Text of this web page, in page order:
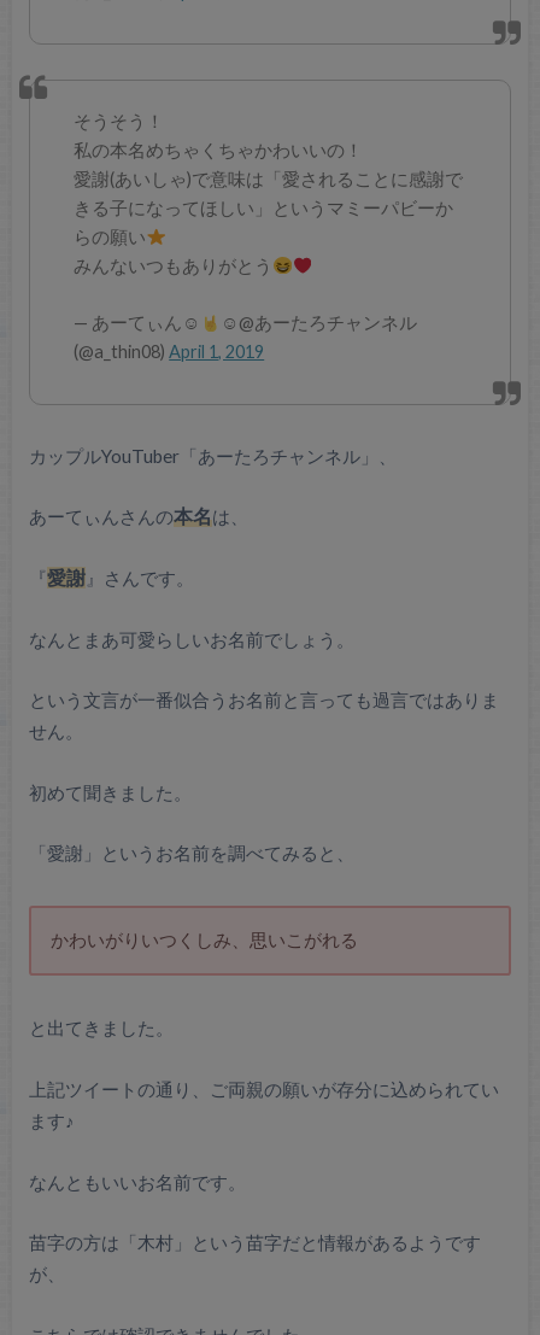
そうそう！
私の本名めちゃくちゃかわいいの！
愛謝(あいしゃ)で意味は「愛されることに感謝で
きる子になってほしい」というマミーパビーか
らの願い
みんないつもありがとう
— あーてぃん☺︎︎
☺︎@あーたろチャンネル
(@a_thin08)April 1, 2019
カップルYouTuber「あーたろチャンネル」、
あーてぃんさんの本名は、
『愛謝』さんです。
なんとまあ可愛らしいお名前でしょう。
という文言が一番似合うお名前と言っても過言ではありま
せん。
初めて聞きました。
「愛謝」というお名前を調べてみると、
かわいがりいつくしみ、思いこがれる
と出てきました。
上記ツイートの通り、ご両親の願いが存分に込められてい
ます♪
なんともいいお名前です。
苗字の方は「木村」という苗字だと情報があるようです
が、